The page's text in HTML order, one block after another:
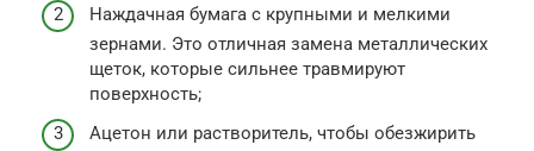
Наждачная бумага с крупными и мелкими
зернами. Это отличная замена металлических
щеток, которые сильнее травмируют
поверхность;
Ацетон или растворитель, чтобы обезжирить